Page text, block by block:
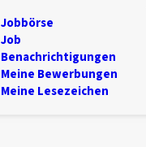
Jobbörse
Job
Benachrichtigungen
Meine Bewerbungen
Meine Lesezeichen